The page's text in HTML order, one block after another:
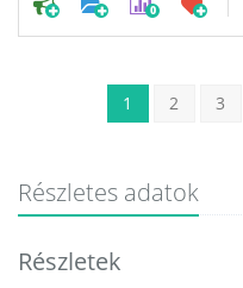
0
1 2 3
Részletes adatok
Részletek